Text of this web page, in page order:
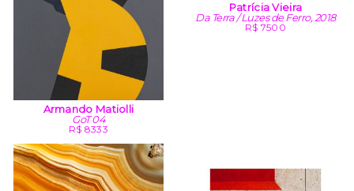
Armando Matiolli
GoT 04
R$ 8333
Patrícia Vieira
Da Terra / Luzes de Ferro, 2018
R$ 7500